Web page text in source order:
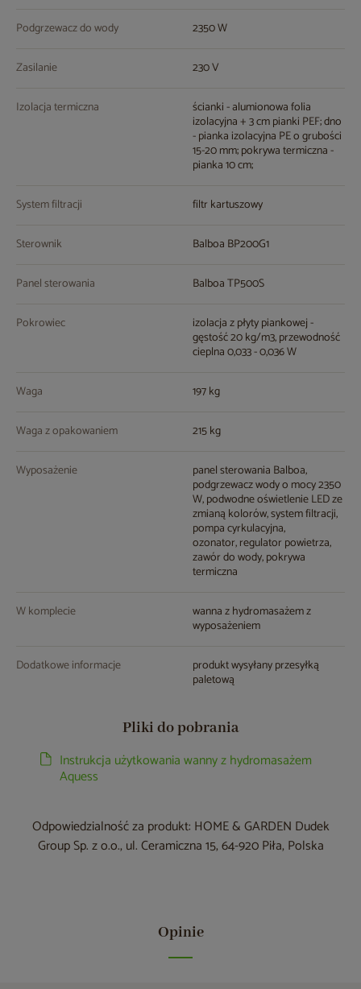
Podgrzewacz do wody 2350 W
Zasilanie 230 V
Izolacja termiczna ścianki - alumionowa folia
izolacyjna + 3 cm pianki PEF; dno
- pianka izolacyjna PE o grubości
15-20 mm; pokrywa termiczna -
pianka 10 cm;
System filtracji filtr kartuszowy
Sterownik Balboa BP200G1
Panel sterowania Balboa TP500S
Pokrowiec izolacja z płyty piankowej -
gęstość 20 kg/m3, przewodność
cieplna 0,033 - 0,036 W
Waga 197 kg
Waga z opakowaniem 215 kg
Wyposażenie panel sterowania Balboa,
podgrzewacz wody o mocy 2350
W, podwodne oświetlenie LED ze
zmianą kolorów, system filtracji,
pompa cyrkulacyjna,
ozonator, regulator powietrza,
zawór do wody, pokrywa
termiczna
W komplecie wanna z hydromasażem z
wyposażeniem
Dodatkowe informacje produkt wysyłany przesyłką
paletową
Pliki do pobrania
Instrukcja użytkowania wanny z hydromasażem
Aquess
Odpowiedzialność za produkt: HOME & GARDEN Dudek
Group Sp. z o.o., ul. Ceramiczna 15, 64-920 Piła, Polska
Opinie